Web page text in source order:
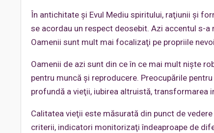
În antichitate şi Evul Mediu spiritului, raţiunii şi
se acordau un respect deosebit. Azi accentul s-a
Oamenii sunt mult mai focalizaţi pe propriile
Oamenii de azi sunt din ce în ce mai mult nişte
pentru muncă şi reproducere. Preocupările
profundă a vieţii, iubirea altruistă, transformarea
Calitatea vieţii este măsurată din punct de
criterii, indicatori monitorizaţi îndeaproape de